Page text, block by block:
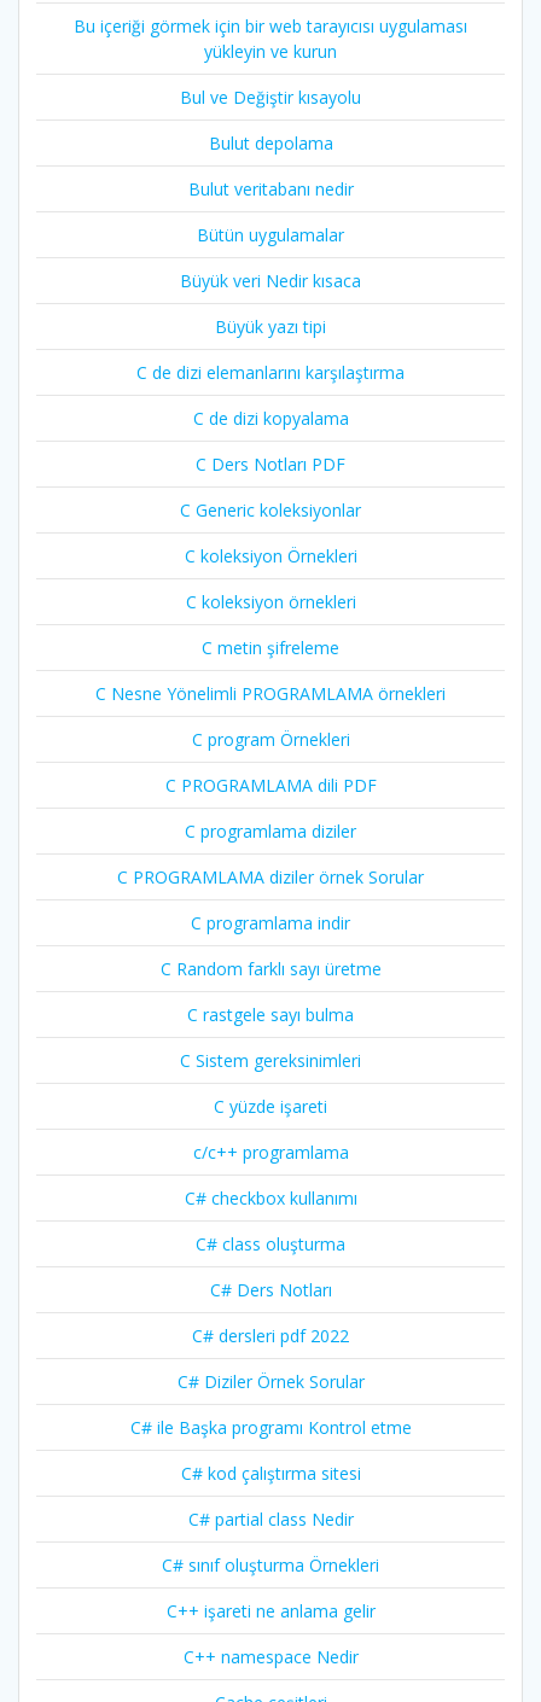
Bu içeriği görmek için bir web tarayıcısı uygulaması
yükleyin ve kurun
Bul ve Değiştir kısayolu
Bulut depolama
Bulut veritabanı nedir
Bütün uygulamalar
Büyük veri Nedir kısaca
Büyük yazı tipi
C de dizi elemanlarını karşılaştırma
C de dizi kopyalama
C Ders Notları PDF
C Generic koleksiyonlar
C koleksiyon Örnekleri
C koleksiyon örnekleri
C metin şifreleme
C Nesne Yönelimli PROGRAMLAMA örnekleri
C program Örnekleri
C PROGRAMLAMA dili PDF
C programlama diziler
C PROGRAMLAMA diziler örnek Sorular
C programlama indir
C Random farklı sayı üretme
C rastgele sayı bulma
C Sistem gereksinimleri
C yüzde işareti
c/c++ programlama
C# checkbox kullanımı
C# class oluşturma
C# Ders Notları
C# dersleri pdf 2022
C# Diziler Örnek Sorular
C# ile Başka programı Kontrol etme
C# kod çalıştırma sitesi
C# partial class Nedir
C# sınıf oluşturma Örnekleri
C++ işareti ne anlama gelir
C++ namespace Nedir